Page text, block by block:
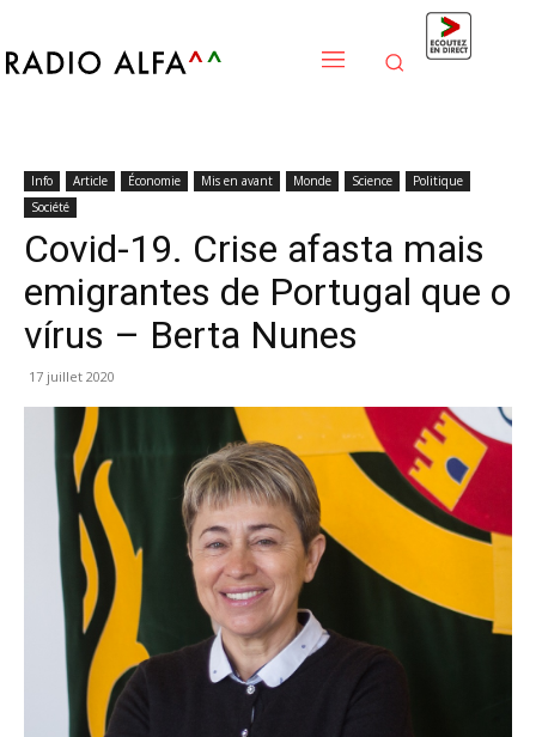
Info Article Économie Mis en avant Monde Science
Politique
Société
Covid-19. Crise afasta mais
emigrantes de Portugal que o
vírus – Berta Nunes
17 juillet 2020